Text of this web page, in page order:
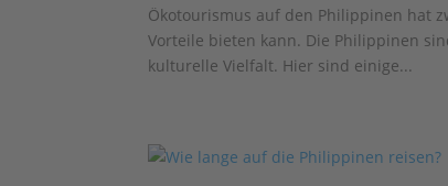
Ökotourismus auf den Philippinen hat
Vorteile bieten kann. Die Philippinen
kulturelle Vielfalt. Hier sind einige...